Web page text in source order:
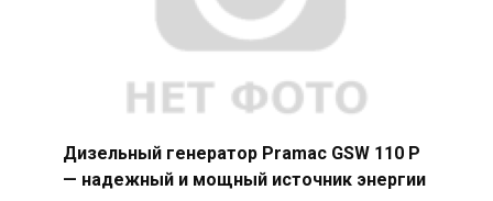
Дизельный генератор Pramac GSW 110 P
— надежный и мощный источник энергии